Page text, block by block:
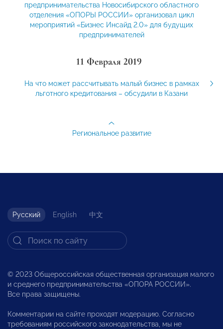
предпринимательства Новосибирского областного
отделения «ОПОРЫ РОССИИ» организовал цикл
мероприятий «Бизнес Инсайд 2.0» для будущих
предпринимателей
11 Февраля 2019
На что может рассчитывать малый бизнес в рамках
льготного кредитования – обсудили в Казани
Региональное развитие
Русский English 中文
© 2023 Общероссийская общественная организация малого
и среднего предпринимательства «ОПОРА РОССИИ».
Все права защищены.
Комментарии на сайте проходят модерацию. Согласно
требованиям российского законодательства, мы не